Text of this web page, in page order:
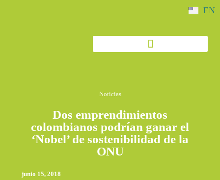
EN
Noticias
Dos emprendimientos
colombianos podrían ganar el
‘Nobel’ de sostenibilidad de la
ONU
junio 15, 2018